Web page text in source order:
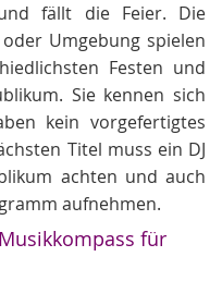
fällt die Feier. Die
Umgebung spielen
Festen und
Sie kennen sich
kein vorgefertigtes
Titel muss ein DJ
achten und auch
aufnehmen.
für